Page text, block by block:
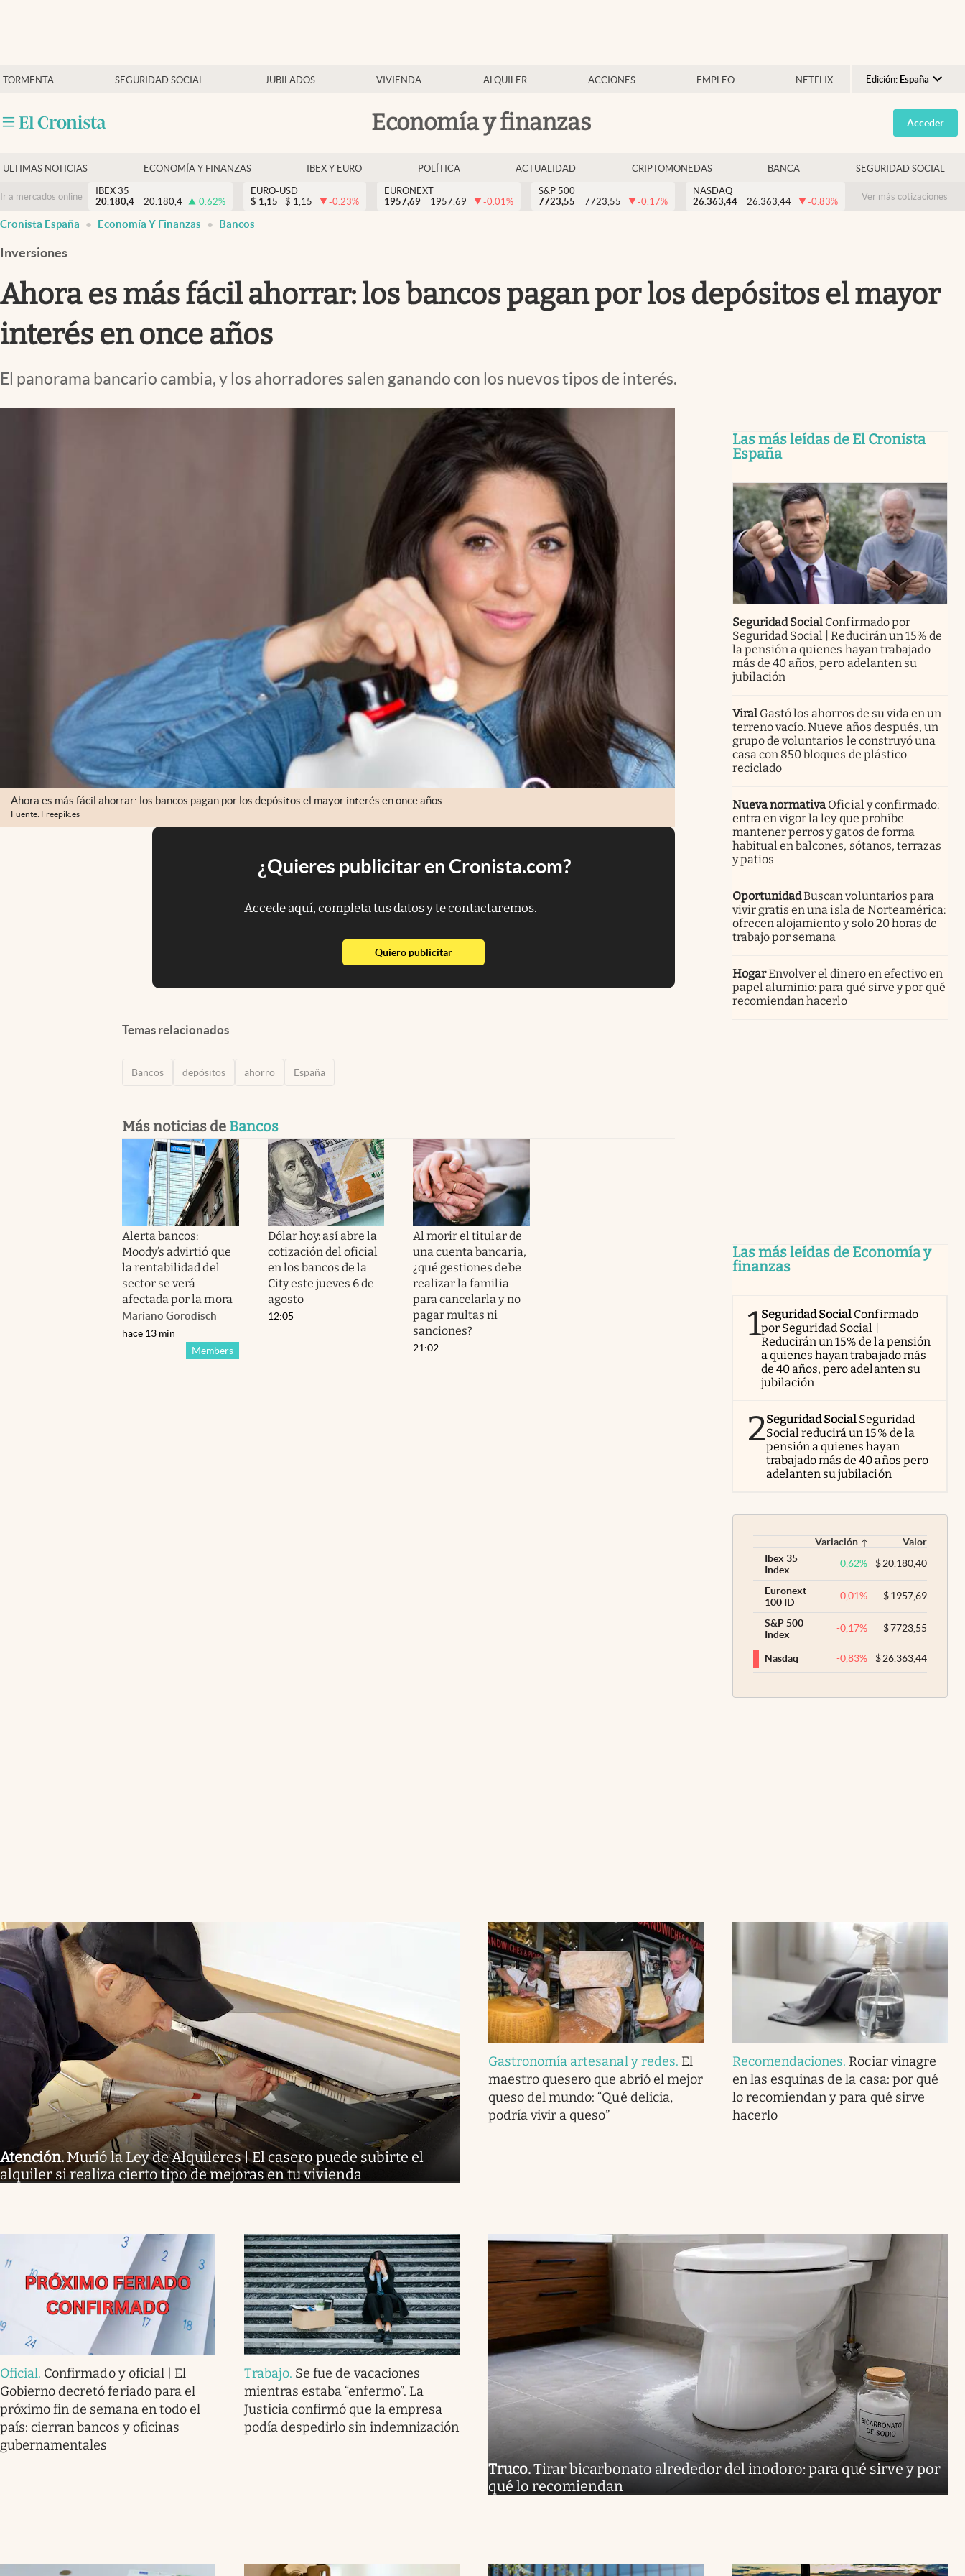
TORMENTA SEGURIDAD SOCIAL JUBILADOS VIVIENDA ALQUILER ACCIONES EMPLEO NETFLIX Edición: España
Argentina
España
USA
Colombia
Economía y finanzas
Economía y finanzas
Criptomonedas
Acceder
ULTIMAS NOTICIAS ECONOMÍA Y FINANZAS IBEX Y EURO POLÍTICA ACTUALIDAD CRIPTOMONEDAS BANCA SEGURIDAD SOCIAL
Ir a mercados online
IBEX 35
20.180,4
20.180,4 0.62%
EURO-USD
$ 1,15 $ 1,15 -0.23%
EURONEXT
1957,69
1957,69 -0.01%
S&P 500
7723,55
7723,55 -0.17%
NASDAQ
26.363,44
26.363,44 -0.83% Ver más cotizaciones
Cronista España Economía Y Finanzas Bancos
Inversiones
Ahora es más fácil ahorrar: los bancos pagan por los depósitos el mayor
interés en once años
El panorama bancario cambia, y los ahorradores salen ganando con los nuevos tipos de interés.
Ahora es más fácil ahorrar: los bancos pagan por los depósitos el mayor interés en once años.
Fuente: Freepik.es
¿Quieres publicitar en Cronista.com?
Accede aquí, completa tus datos y te contactaremos.
Quiero publicitarabre en nueva pestaña
Temas relacionados
Bancos depósitos ahorro España
Más noticias de Bancos
Alerta bancos:
Moody’s advirtió que
la rentabilidad del
sector se verá
afectada por la mora
Mariano Gorodisch
Members
hace 13 min
Dólar hoy: así abre la
cotización del oficial
en los bancos de la
City este jueves 6 de
agosto
12:05
Al morir el titular de
una cuenta bancaria,
¿qué gestiones debe
realizar la familia
para cancelarla y no
pagar multas ni
sanciones?
21:02
Las más leídas de El Cronista
España
Seguridad Social Confirmado por
Seguridad Social | Reducirán un 15% de
la pensión a quienes hayan trabajado
más de 40 años, pero adelanten su
jubilación
Viral Gastó los ahorros de su vida en un
terreno vacío. Nueve años después, un
grupo de voluntarios le construyó una
casa con 850 bloques de plástico
reciclado
Nueva normativa Oficial y confirmado:
entra en vigor la ley que prohíbe
mantener perros y gatos de forma
habitual en balcones, sótanos, terrazas
y patios
OportunidadBuscan voluntarios para
vivir gratis en una isla de Norteamérica:
ofrecen alojamiento y solo 20 horas de
trabajo por semana
HogarEnvolver el dinero en efectivo en
papel aluminio: para qué sirve y por qué
recomiendan hacerlo
Las más leídas de Economía y
finanzas
1Seguridad Social Confirmado
por Seguridad Social |
Reducirán un 15% de la pensión
a quienes hayan trabajado más
de 40 años, pero adelanten su
jubilación
2Seguridad Social Seguridad
Social reducirá un 15% de la
pensión a quienes hayan
trabajado más de 40 años pero
adelanten su jubilación
Variación
Valor
Ibex 35
Index
0,62% $20.180,40
Euronext
100 ID
-0,01% $1957,69
S&P 500
Index
-0,17% $7723,55
Nasdaq -0,83% $26.363,44
Atención. Murió la Ley de Alquileres | El casero puede subirte el
alquiler si realiza cierto tipo de mejoras en tu vivienda
Gastronomía artesanal y redes. El
maestro quesero que abrió el mejor
queso del mundo: “Qué delicia,
podría vivir a queso”
Recomendaciones. Rociar vinagre
en las esquinas de la casa: por qué
lo recomiendan y para qué sirve
hacerlo
Oficial. Confirmado y oficial | El
Gobierno decretó feriado para el
próximo fin de semana en todo el
país: cierran bancos y oficinas
gubernamentales
Trabajo. Se fue de vacaciones
mientras estaba “enfermo”. La
Justicia confirmó que la empresa
podía despedirlo sin indemnización
Truco.Tirar bicarbonato alrededor del inodoro: para qué sirve y por
qué lo recomiendan